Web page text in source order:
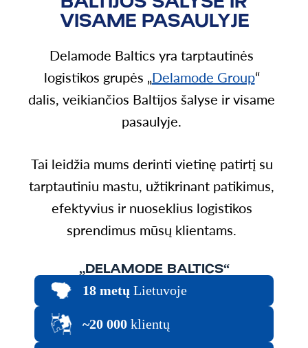
VISAME PASAULYJE
Delamode Baltics yra tarptautinės
logistikos grupės „Delamode Group“
dalis, veikiančios Baltijos šalyse ir visame
pasaulyje.
Tai leidžia mums derinti vietinę patirtį su
tarptautiniu mastu, užtikrinant patikimus,
efektyvius ir nuoseklius logistikos
sprendimus mūsų klientams.
„DELAMODE BALTICS“
18 metų Lietuvoje
~20 000 klientų